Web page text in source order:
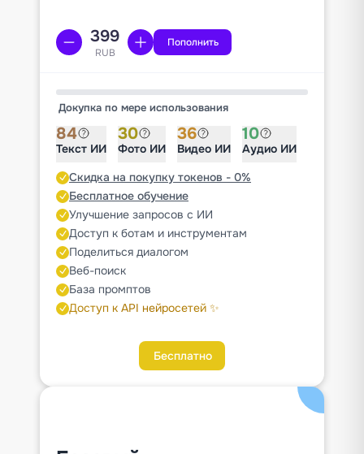
RUB
Пополнить
Докупка по мере использования
84
Текст ИИ
30
Фото ИИ
36
Видео ИИ
10
Аудио ИИ
Скидка на покупку токенов - 0%
Бесплатное обучение
Улучшение запросов с ИИ
Доступ к ботам и инструментам
Поделиться диалогом
Веб-поиск
База промптов
Доступ к API нейросетей ✨
Бесплатно